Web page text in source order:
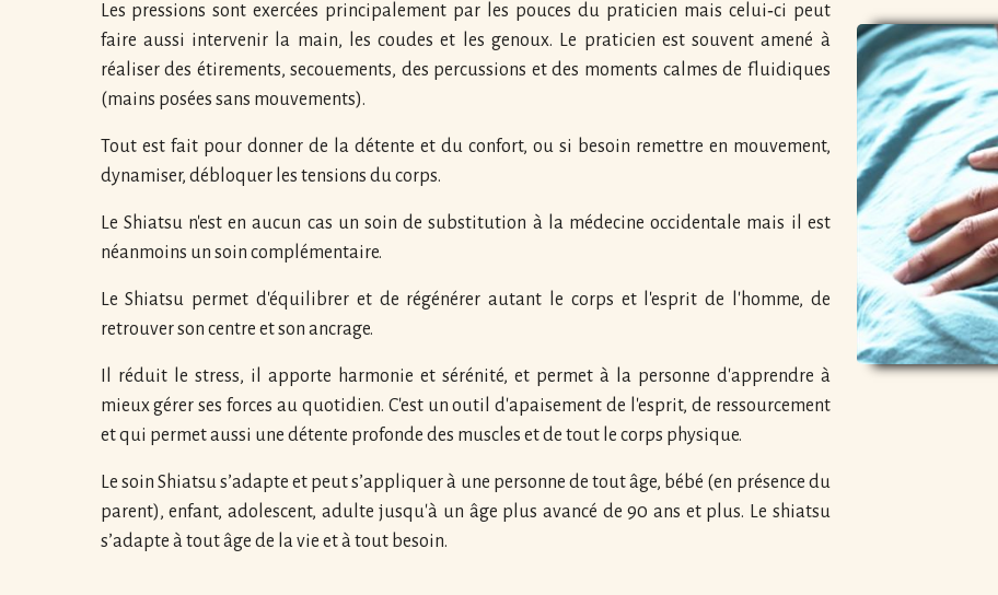
Les pressions sont exercées principalement par les pouces du praticien mais celui‐ci peut
faire aussi intervenir la main, les coudes et les genoux. Le praticien est souvent amené à
réaliser des étirements, secouements, des percussions et des moments calmes de fluidiques
(mains posées sans mouvements).
Tout est fait pour donner de la détente et du confort, ou si besoin remettre en mouvement,
dynamiser, débloquer les tensions du corps.
Le Shiatsu n'est en aucun cas un soin de substitution à la médecine occidentale mais il est
néanmoins un soin complémentaire.
Le Shiatsu permet d'équilibrer et de régénérer autant le corps et l'esprit de l'homme, de
retrouver son centre et son ancrage.
Il réduit le stress, il apporte harmonie et sérénité, et permet à la personne d'apprendre à
mieux gérer ses forces au quotidien. C'est un outil d'apaisement de l'esprit, de ressourcement
et qui permet aussi une détente profonde des muscles et de tout le corps physique.
Le soin Shiatsu s’adapte et peut s’appliquer à une personne de tout âge, bébé (en présence du
parent), enfant, adolescent, adulte jusqu'à un âge plus avancé de 90 ans et plus. Le shiatsu
s’adapte à tout âge de la vie et à tout besoin.